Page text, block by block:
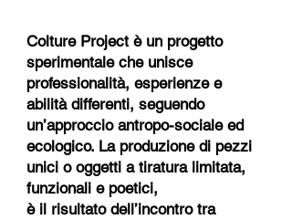
Colture Project è un progetto
sperimentale che unisce
professionalità, esperienze e
abilità differenti, seguendo
un’approccio antropo-sociale ed
ecologico. La produzione di pezzi
unici o oggetti a tiratura limitata,
funzionali e poetici,
è il risultato dell’incontro tra